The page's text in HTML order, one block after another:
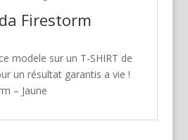
Firestorm
modele sur un T-SHIRT de
un résultat garantis a vie !
– Jaune